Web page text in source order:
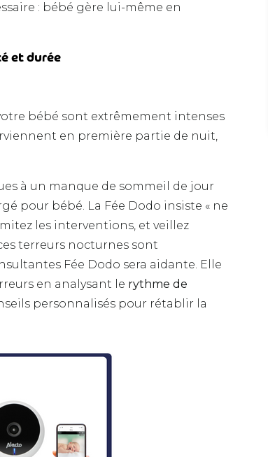
: bébé gère lui-même en
et durée
bébé sont extrêmement intenses
en première partie de nuit,
à un manque de sommeil de jour
pour bébé. La Fée Dodo insiste « ne
les interventions, et veillez
terreurs nocturnes sont
Fée Dodo sera aidante. Elle
en analysant le rythme de
personnalisés pour rétablir la